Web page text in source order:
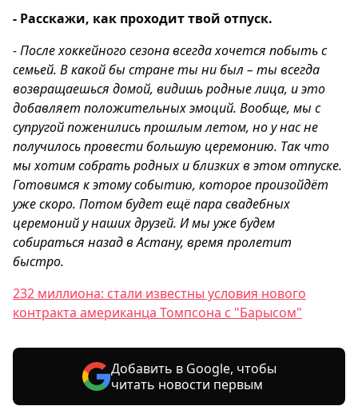
- Расскажи, как проходит твой отпуск.
- После хоккейного сезона всегда хочется побыть с
семьей. В какой бы стране ты ни был – ты всегда
возвращаешься домой, видишь родные лица, и это
добавляет положительных эмоций. Вообще, мы с
супругой поженились прошлым летом, но у нас не
получилось провести большую церемонию. Так что
мы хотим собрать родных и близких в этом отпуске.
Готовимся к этому событию, которое произойдёт
уже скоро. Потом будет ещё пара свадебных
церемоний у наших друзей. И мы уже будем
собираться назад в Астану, время пролетит
быстро.
232 миллиона: стали известны условия нового
контракта американца Томпсона с "Барысом"
Добавить в Google, чтобы
читать новости первым